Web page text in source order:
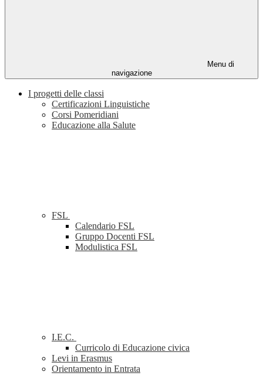
Menu di
navigazione
I progetti delle classi
Certificazioni Linguistiche
Corsi Pomeridiani
Educazione alla Salute
FSL
Calendario FSL
Gruppo Docenti FSL
Modulistica FSL
I.E.C.
Curricolo di Educazione civica
Levi in Erasmus
Orientamento in Entrata